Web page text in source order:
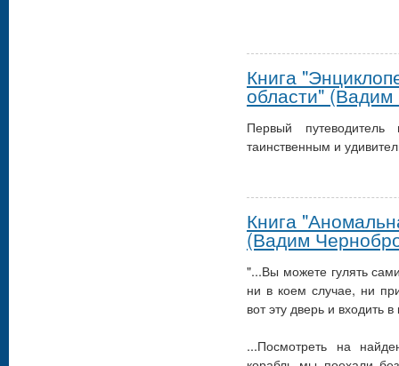
Книга
области"
Первый
таинственным и
Книга
(Вадим
"...Вы можете гулять
ни в коем случае, ни
вот эту дверь и входить
...Посмотреть на